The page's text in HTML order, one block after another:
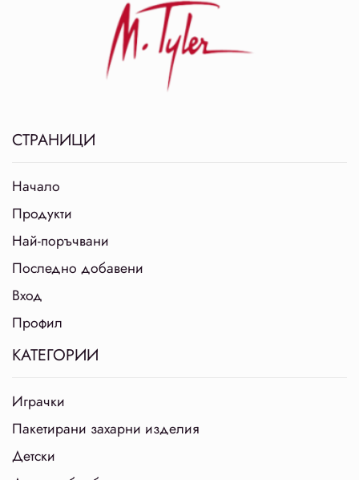
СТРАНИЦИ
Начало
Продукти
Най-поръчвани
Последно добавени
Вход
Профил
КАТЕГОРИИ
Играчки
Пакетирани захарни изделия
Детски